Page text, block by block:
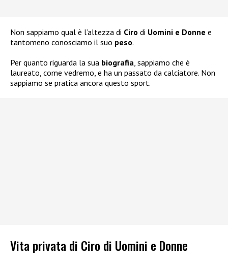
Non sappiamo qual è l’altezza di Ciro di Uomini e Donne e
tantomeno conosciamo il suo peso.
Per quanto riguarda la sua biografia, sappiamo che è
laureato, come vedremo, e ha un passato da calciatore. Non
sappiamo se pratica ancora questo sport.
Vita privata di Ciro di Uomini e Donne